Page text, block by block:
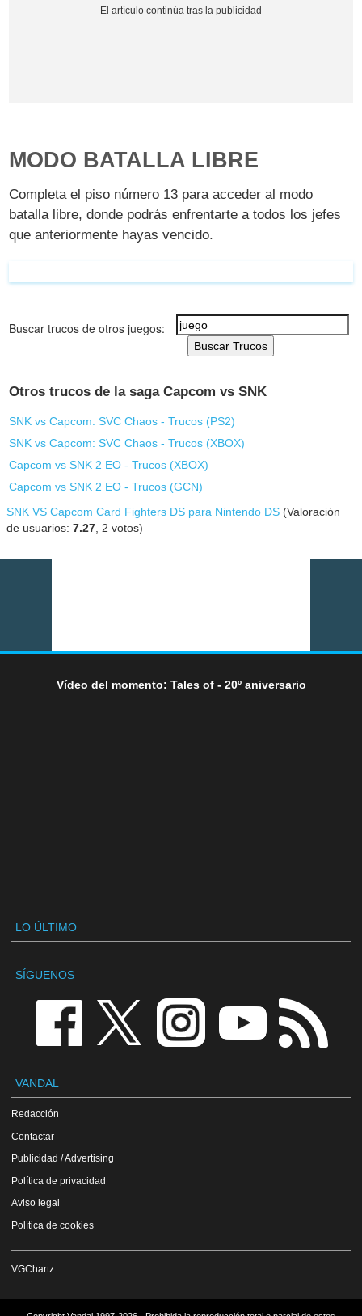
MODO BATALLA LIBRE
Completa el piso número 13 para acceder al modo
batalla libre, donde podrás enfrentarte a todos los jefes
que anteriormente hayas vencido.
Buscar trucos de otros juegos:
Buscar Trucos
Otros trucos de la saga Capcom vs SNK
SNK vs Capcom: SVC Chaos - Trucos (PS2)
SNK vs Capcom: SVC Chaos - Trucos (XBOX)
Capcom vs SNK 2 EO - Trucos (XBOX)
Capcom vs SNK 2 EO - Trucos (GCN)
SNK VS Capcom Card Fighters DS para Nintendo DS (Valoración
de usuarios:7.27 2 votos)
Vídeo del momento: Tales of - 20º aniversario
LO ÚLTIMO
SÍGUENOS
VANDAL
Redacción
Contactar
Publicidad / Advertising
Política de privacidad
Aviso legal
Política de cookies
VGChartz